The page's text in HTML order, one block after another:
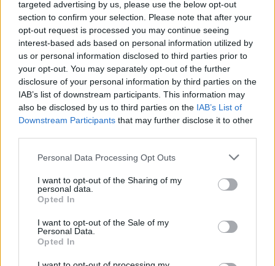
targeted advertising by us, please use the below opt-out
section to confirm your selection. Please note that after your
opt-out request is processed you may continue seeing
interest-based ads based on personal information utilized by
us or personal information disclosed to third parties prior to
your opt-out. You may separately opt-out of the further
disclosure of your personal information by third parties on the
IAB’s list of downstream participants. This information may
also be disclosed by us to third parties on the IAB’s List of
Downstream Participants that may further disclose it to other
Personal Data Processing Opt Outs
I want to opt-out of the Sharing of my
personal data.
Opted In
I want to opt-out of the Sale of my
Personal Data.
Opted In
az életet. Kutatócsoportunk kimutatta, hogy a magasabb
fehérjebevitel felgyorsítja...
KEDVES OLVASÓNK!
A keresett cikk a portfolio.hu hírarchívumához
tartozik, melynek olvasása előfizetéses
regisztrációhoz kötött.
Az előfizetés a következőket tartalmazza:
Portfolio.hu teljes cikkarchívum
kötéslistái
MÁR ELŐFIZETŐNK VAGY? BEJELENTKEZÉS